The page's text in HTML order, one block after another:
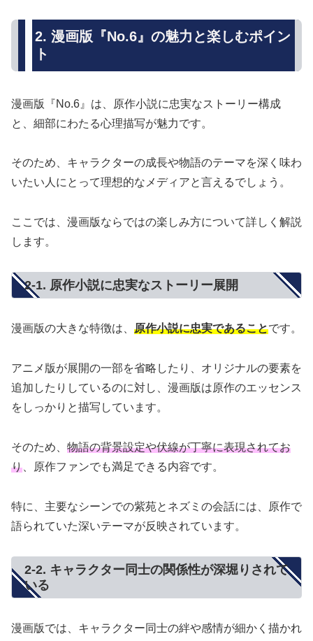
2. 漫画版『No.6』の魅力と楽しむポイン
ト
漫画版『No.6』は、原作小説に忠実なストーリー構成
と、細部にわたる心理描写が魅力です。
そのため、キャラクターの成長や物語のテーマを深く味わ
いたい人にとって理想的なメディアと言えるでしょう。
ここでは、漫画版ならではの楽しみ方について詳しく解説
します。
2-1. 原作小説に忠実なストーリー展開
漫画版の大きな特徴は、 原作小説に忠実であることです。
アニメ版が展開の一部を省略したり、オリジナルの要素を
追加したりしているのに対し、漫画版は原作のエッセンス
をしっかりと描写しています。
そのため、 物語の背景設定や伏線が丁寧に表現されてお
り 、原作ファンでも満足できる内容です。
特に、主要なシーンでの紫苑とネズミの会話には、原作で
語られていた深いテーマが反映されています。
2-2. キャラクター同士の関係性が深堀りされて
いる
漫画版では、キャラクター同士の絆や感情が細かく描かれ